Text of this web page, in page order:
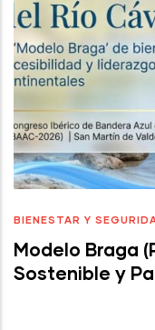
BIENESTAR Y
Modelo Braga
Sostenible y